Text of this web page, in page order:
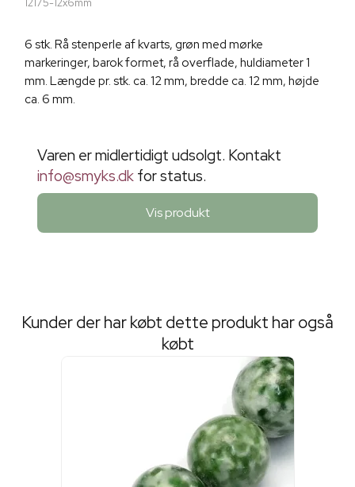
12175-12x6mm
6 stk. Rå stenperle af kvarts, grøn med mørke
markeringer, barok formet, rå overflade, huldiameter 1
mm. Længde pr. stk. ca. 12 mm, bredde ca. 12 mm, højde
ca. 6 mm.
Varen er midlertidigt udsolgt. Kontakt
info@smyks.dk for status.
Vis produkt
Kunder der har købt dette produkt har også
købt